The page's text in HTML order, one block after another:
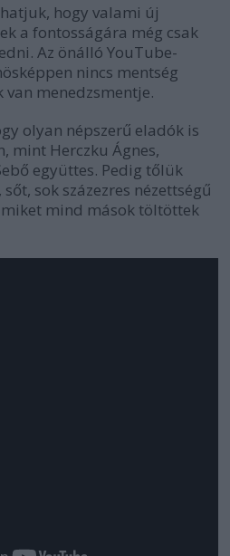
hogy valami új
a fontosságára még csak
Az önálló YouTube-
nincs mentség
van menedzsmentje.
olyan népszerű eladók is
mint Herczku Ágnes,
együttes. Pedig tőlük
sok százezres nézettségű
mind mások töltöttek